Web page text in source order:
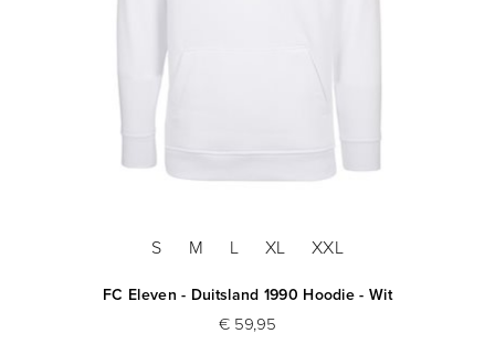
S M L XL XXL
FC Eleven - Duitsland 1990 Hoodie - Wit
€ 59,95